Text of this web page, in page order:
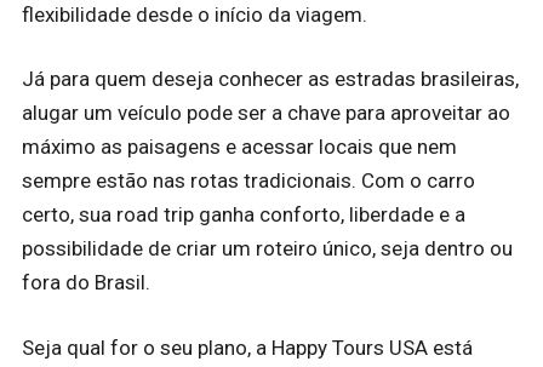
flexibilidade desde o início da viagem.
Já para quem deseja conhecer as estradas brasileiras,
alugar um veículo pode ser a chave para aproveitar ao
máximo as paisagens e acessar locais que nem
sempre estão nas rotas tradicionais. Com o carro
certo, sua road trip ganha conforto, liberdade e a
possibilidade de criar um roteiro único, seja dentro ou
fora do Brasil.
Seja qual for o seu plano, a Happy Tours USA está